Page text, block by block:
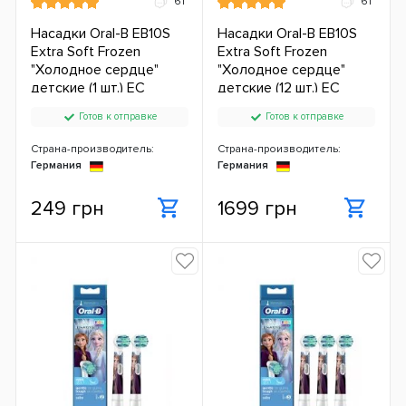
Насадки Oral-B EB10S
Extra Soft Frozen
"Холодное сердце"
детские (1 шт.) ЕС
Готов к отправке
Страна-производитель:
Германия
249 грн
Насадки Oral-B EB10S
Extra Soft Frozen
"Холодное сердце"
детские (12 шт.) ЕС
Готов к отправке
Страна-производитель:
Германия
1699 грн